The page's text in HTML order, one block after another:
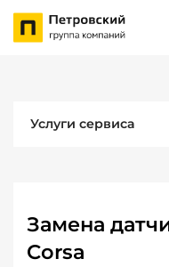
Услуги сервиса
Замена
Corsa